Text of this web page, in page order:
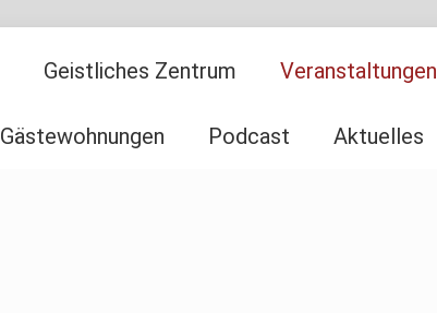
Geistliches Zentrum Veranstaltungen
Gästewohnungen Podcast Aktuelles